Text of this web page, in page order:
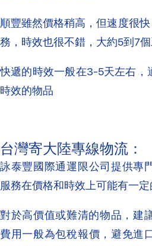
順豐雖然價格稍高，但速度很
務，時效也很不錯，大約5到7
快遞的時效一般在3-5天左右，
時效的物品‌
台灣寄大陸專線物流‌：
詠泰豐國際通運限公司提供專
服務在價格和時效上可能有一定
對於高價值或難清的物品，建
費用一般為包稅報價，避免進